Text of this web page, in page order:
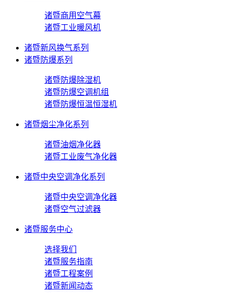
诸暨商用空气幕
诸暨工业暖风机
诸暨新风换气系列
诸暨防爆系列
诸暨防爆除湿机
诸暨防爆空调机组
诸暨防爆恒温恒湿机
诸暨烟尘净化系列
诸暨油烟净化器
诸暨工业废气净化器
诸暨中央空调净化系列
诸暨中央空调净化器
诸暨空气过滤器
诸暨服务中心
选择我们
诸暨服务指南
诸暨工程案例
诸暨新闻动态